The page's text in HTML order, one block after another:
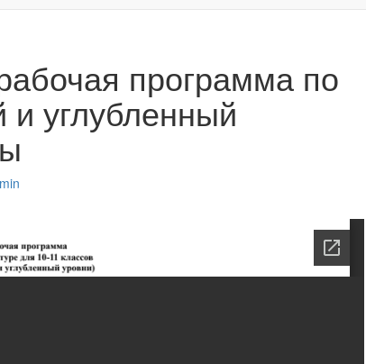
программа по
и углубленный